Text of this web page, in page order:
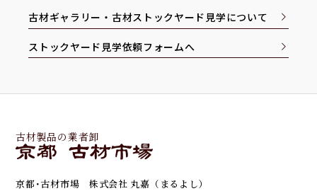
古材ギャラリー・古材ストックヤード見学について
ストックヤード見学依頼フォームへ
古材製品の業者卸
京都･古材市場 株式会社 丸嘉（まるよし）